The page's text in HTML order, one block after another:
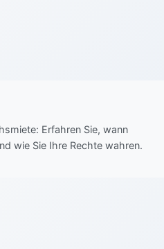
Erfahren Sie, wann
wie Sie Ihre Rechte wahren.